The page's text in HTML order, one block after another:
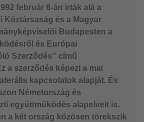
február 6-án írták alá a
Köztársaság és a Magyar
Budapesten a
és Európai
Szerződés” című
a szerződés képezi a mai
kapcsolatok alapját. És
Németország és
együttműködés alapelveit is,
a két ország közösen törekszik